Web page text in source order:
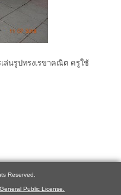
ล่นรูปทรงเรขาคณิต ครูใช้
Reserved.
Public License.